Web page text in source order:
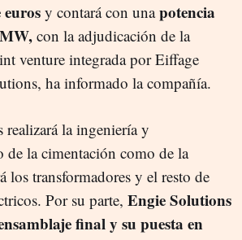
y contará con unapotencia
con la adjudicación de la
venture integrada por Eiffage
ha informado la compañía.
realizará la ingeniería y
de la cimentación como de la
los transformadores y el resto de
Por su parte, Engie Solutions
final y su puesta en